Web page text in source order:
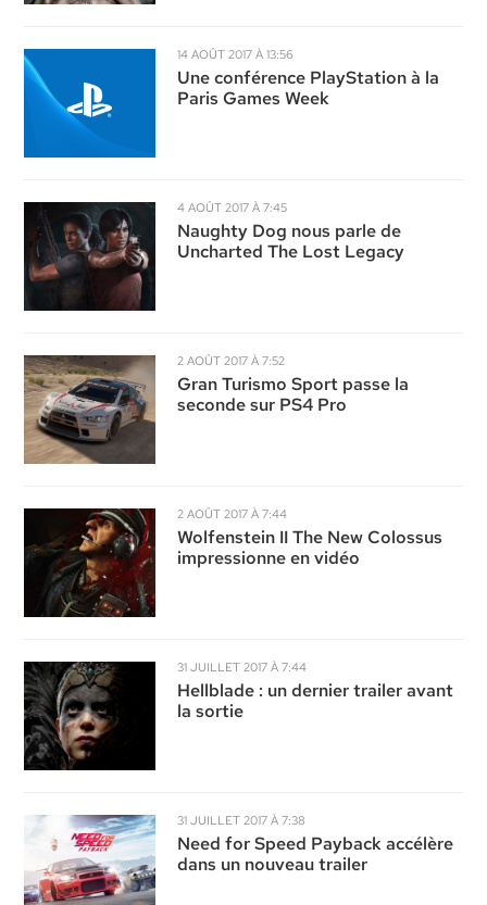
14 AOÛT 2017 À 13:56
Une conférence PlayStation à la
Paris Games Week
4 AOÛT 2017 À 7:45
Naughty Dog nous parle de
Uncharted The Lost Legacy
2 AOÛT 2017 À 7:52
Gran Turismo Sport passe la
seconde sur PS4 Pro
2 AOÛT 2017 À 7:44
Wolfenstein II The New Colossus
impressionne en vidéo
31 JUILLET 2017 À 7:44
Hellblade : un dernier trailer avant
la sortie
31 JUILLET 2017 À 7:38
Need for Speed Payback accélère
dans un nouveau trailer